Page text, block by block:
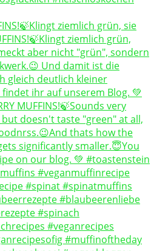
ziemlich grün, sie